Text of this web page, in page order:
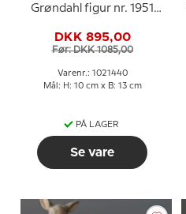
Grøndahl figur nr. 1951
DKK 895,00
Før: DKK 1085,00
Varenr.: 1021440
Mål: H: 10 cm x B: 13 cm
PÅ LAGER
Se vare